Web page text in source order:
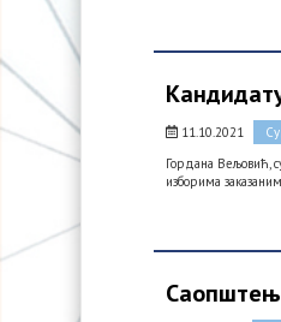
11.10.2021
Гордана Вељовић,
изборима